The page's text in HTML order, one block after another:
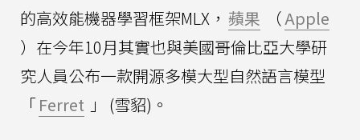
的高效能機器學習框架MLX， 蘋果 （Apple
）在今年10月其實也與美國哥倫比亞大學研
究人員公布一款開源多模大型自然語言模型
「Ferret 」 (雪貂)。